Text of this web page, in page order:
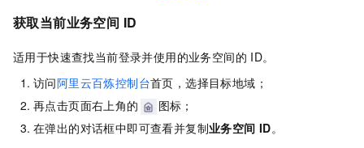
获取当前业务空间 ID
适用于快速查找当前登录并使用的业务空间的 ID。
访问阿里云百炼控制台首页，选择目标地域；
再点击页面右上角的
图标；
在弹出的对话框中即可查看并复制业务空间 ID。